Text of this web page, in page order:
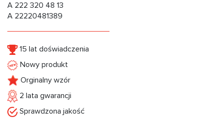
A 222 320 48 13
A 22220481389
15 lat doświadczenia
Nowy produkt
Orginalny wzór
2 lata gwarancji
Sprawdzona jakość